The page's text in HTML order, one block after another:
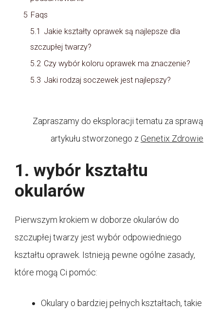
5 Faqs
5.1 Jakie kształty oprawek są najlepsze dla
szczupłej twarzy?
5.2 Czy wybór koloru oprawek ma znaczenie?
5.3 Jaki rodzaj soczewek jest najlepszy?
Zapraszamy do eksploracji tematu za sprawą
artykułu stworzonego zGenetix Zdrowie
1. wybór kształtu
okularów
Pierwszym krokiem w doborze okularów do
szczupłej twarzy jest wybór odpowiedniego
kształtu oprawek. Istnieją pewne ogólne zasady,
które mogą Ci pomóc:
Okulary o bardziej pełnych kształtach, takie